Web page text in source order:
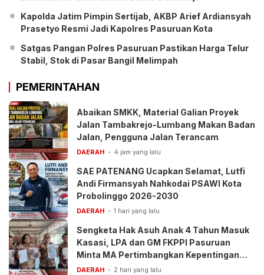
Kapolda Jatim Pimpin Sertijab, AKBP Arief Ardiansyah
Prasetyo Resmi Jadi Kapolres Pasuruan Kota
Satgas Pangan Polres Pasuruan Pastikan Harga Telur
Stabil, Stok di Pasar Bangil Melimpah
PEMERINTAHAN
Abaikan SMKK, Material Galian Proyek
Jalan Tambakrejo-Lumbang Makan Badan
Jalan, Pengguna Jalan Terancam
DAERAH 4 jam yang lalu
SAE PATENANG Ucapkan Selamat, Lutfi
Andi Firmansyah Nahkodai PSAWI Kota
Probolinggo 2026-2030
DAERAH 1 hari yang lalu
Sengketa Hak Asuh Anak 4 Tahun Masuk
Kasasi, LPA dan GM FKPPI Pasuruan
Minta MA Pertimbangkan Kepentingan
Anak
DAERAH 2 hari yang lalu